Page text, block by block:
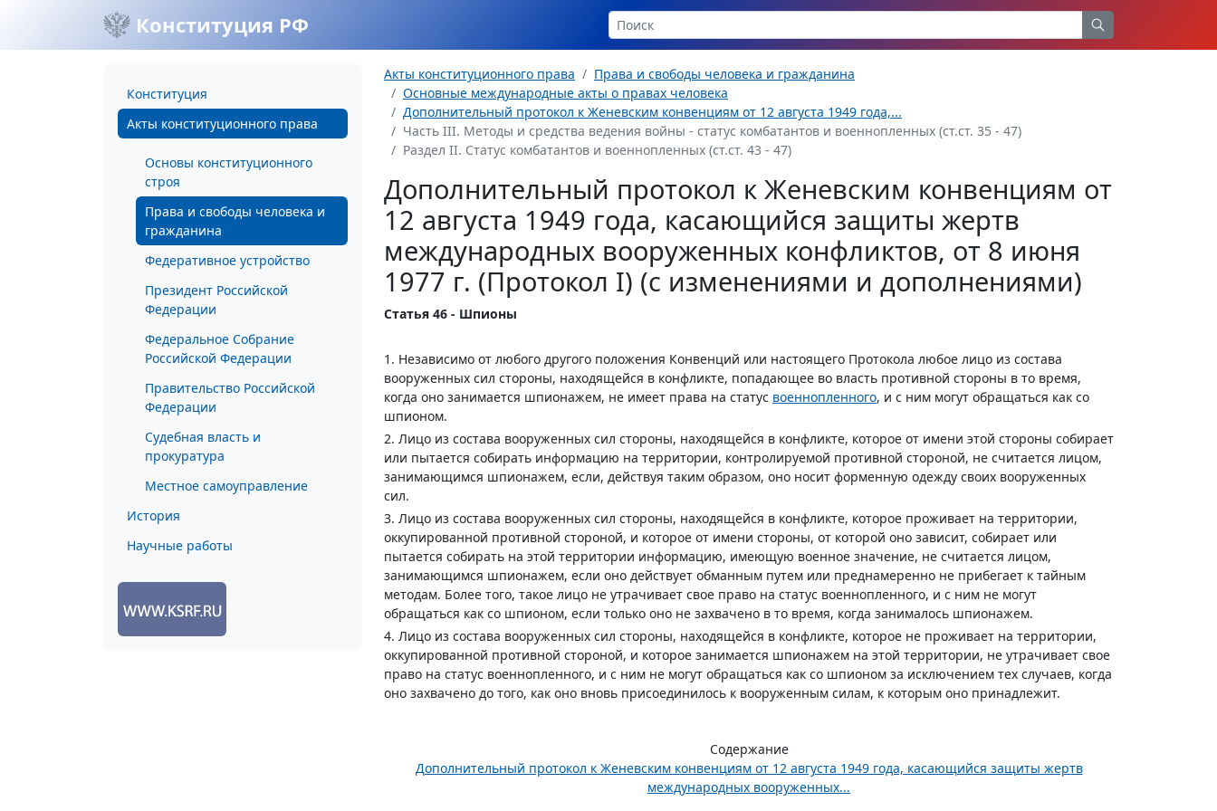
Конституция РФ
Конституция
Акты конституционного права
Основы конституционного
строя
Права и свободы человека и
гражданина
Федеративное устройство
Президент Российской
Федерации
Федеральное Собрание
Российской Федерации
Правительство Российской
Федерации
Судебная власть и
прокуратура
Местное самоуправление
История
Научные работы
Акты конституционного права
Права и свободы человека и гражданина
Основные международные акты о правах человека
Дополнительный протокол к Женевским конвенциям от 12 августа 1949 года,...
Часть III. Методы и средства ведения войны - статус комбатантов и военнопленных (ст.ст. 35 - 47)
Раздел II. Статус комбатантов и военнопленных (ст.ст. 43 - 47)
Дополнительный протокол к Женевским конвенциям от
12 августа 1949 года, касающийся защиты жертв
международных вооруженных конфликтов, от 8 июня
1977 г. (Протокол I) (с изменениями и дополнениями)
Статья 46 - Шпионы
1. Независимо от любого другого положения Конвенций или настоящего Протокола любое лицо из состава
вооруженных сил стороны, находящейся в конфликте, попадающее во власть противной стороны в то время,
когда оно занимается шпионажем, не имеет права на статус военнопленного, и с ним могут обращаться как со
шпионом.
2. Лицо из состава вооруженных сил стороны, находящейся в конфликте, которое от имени этой стороны собирает
или пытается собирать информацию на территории, контролируемой противной стороной, не считается лицом,
занимающимся шпионажем, если, действуя таким образом, оно носит форменную одежду своих вооруженных
сил.
3. Лицо из состава вооруженных сил стороны, находящейся в конфликте, которое проживает на территории,
оккупированной противной стороной, и которое от имени стороны, от которой оно зависит, собирает или
пытается собирать на этой территории информацию, имеющую военное значение, не считается лицом,
занимающимся шпионажем, если оно действует обманным путем или преднамеренно не прибегает к тайным
методам. Более того, такое лицо не утрачивает свое право на статус военнопленного, и с ним не могут
обращаться как со шпионом, если только оно не захвачено в то время, когда занималось шпионажем.
4. Лицо из состава вооруженных сил стороны, находящейся в конфликте, которое не проживает на территории,
оккупированной противной стороной, и которое занимается шпионажем на этой территории, не утрачивает свое
право на статус военнопленного, и с ним не могут обращаться как со шпионом за исключением тех случаев, когда
оно захвачено до того, как оно вновь присоединилось к вооруженным силам, к которым оно принадлежит.
Содержание
Дополнительный протокол к Женевским конвенциям от 12 августа 1949 года, касающийся защиты жертв
международных вооруженных...